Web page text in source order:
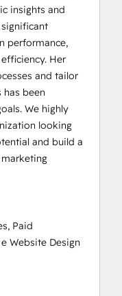
insights and
significant
performance,
Her
and tailor
been
We highly
looking
and build a
Paid
Website Design